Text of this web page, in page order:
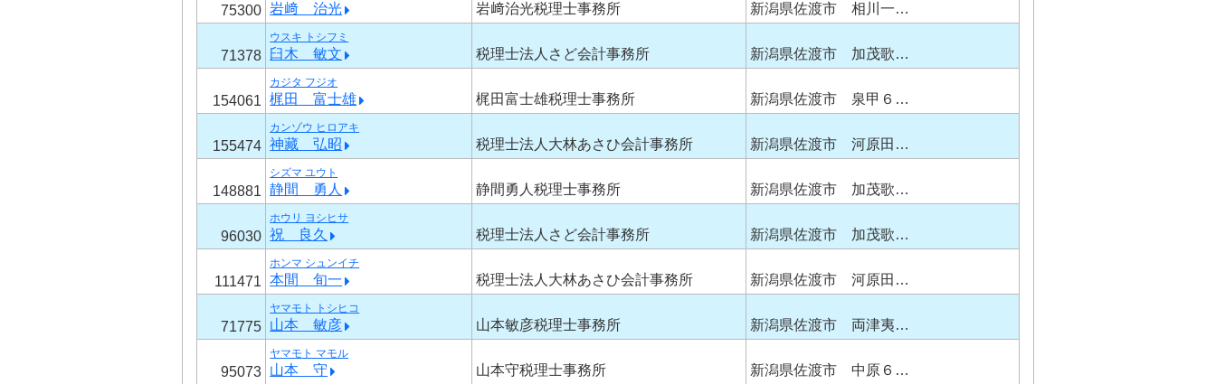
75300 岩﨑 治光 岩﨑治光税理士事務所 新潟県佐渡市 相川一…
71378
ウスキ トシフミ
臼木 敏文 税理士法人さど会計事務所 新潟県佐渡市 加茂歌…
154061
カジタ フジオ
梶田 富士雄 梶田富士雄税理士事務所 新潟県佐渡市 泉甲６…
155474
カンゾウ ヒロアキ
神藏 弘昭 税理士法人大林あさひ会計事務所 新潟県佐渡市 河原田…
148881
シズマ ユウト
静間 勇人 静間勇人税理士事務所 新潟県佐渡市 加茂歌…
96030
ホウリ ヨシヒサ
祝 良久 税理士法人さど会計事務所 新潟県佐渡市 加茂歌…
111471
ホンマ シュンイチ
本間 旬一 税理士法人大林あさひ会計事務所 新潟県佐渡市 河原田…
71775
ヤマモト トシヒコ
山本 敏彦 山本敏彦税理士事務所 新潟県佐渡市 両津夷…
95073
ヤマモト マモル
山本 守 山本守税理士事務所 新潟県佐渡市 中原６…